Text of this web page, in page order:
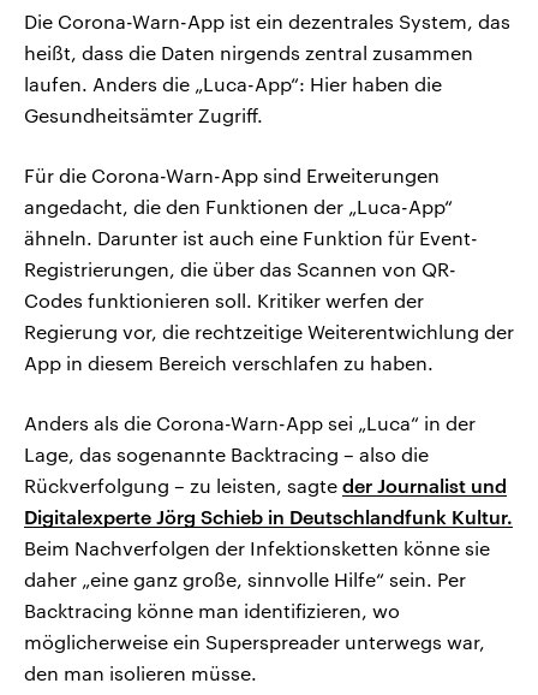
Die Corona-Warn-App ist ein dezentrales System, das
heißt, dass die Daten nirgends zentral zusammen
laufen. Anders die „Luca-App“: Hier haben die
Gesundheitsämter Zugriff.
Für die Corona-Warn-App sind Erweiterungen
angedacht, die den Funktionen der „Luca-App“
ähneln. Darunter ist auch eine Funktion für Event-
Registrierungen, die über das Scannen von QR-
Codes funktionieren soll. Kritiker werfen der
Regierung vor, die rechtzeitige Weiterentwichlung der
App in diesem Bereich verschlafen zu haben.
Anders als die Corona-Warn-App sei „Luca“ in der
Lage, das sogenannte Backtracing – also die
Rückverfolgung – zu leisten, sagte der Journalist und
Digitalexperte Jörg Schieb in Deutschlandfunk Kultur.
Beim Nachverfolgen der Infektionsketten könne sie
daher „eine ganz große, sinnvolle Hilfe“ sein. Per
Backtracing könne man identifizieren, wo
möglicherweise ein Superspreader unterwegs war,
den man isolieren müsse.